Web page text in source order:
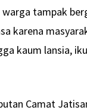
tampak
karena
kaum lansia,
Camat